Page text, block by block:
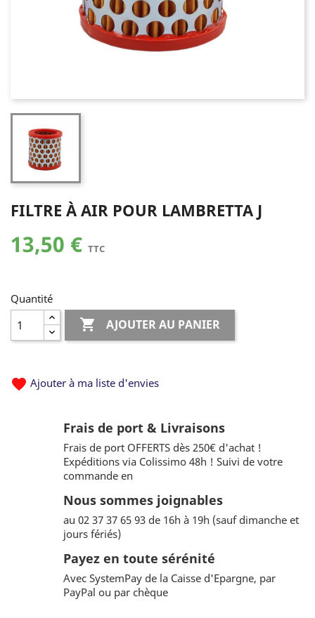
FILTRE À AIR POUR LAMBRETTA J
13,50 € TTC
Quantité
 AJOUTER AU PANIER
favorite Ajouter à ma liste d'envies
Frais de port & Livraisons
Frais de port OFFERTS dès 250€ d'achat !
Expéditions via Colissimo 48h ! Suivi de votre
commande en
Nous sommes joignables
au 02 37 37 65 93 de 16h à 19h (sauf dimanche et
jours fériés)
Payez en toute sérénité
Avec SystemPay de la Caisse d'Epargne, par
PayPal ou par chèque